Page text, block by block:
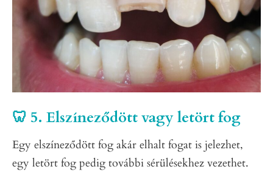
🦷 5. Elszíneződött vagy letört fog
Egy elszíneződött fog akár elhalt fogat is jelezhet,
egy letört fog pedig további sérülésekhez vezethet.